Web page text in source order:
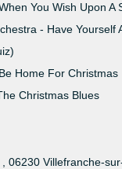
You Wish Upon A
- Have Yourself
Home For Christmas
Christmas Blues
06230 Villefranche-